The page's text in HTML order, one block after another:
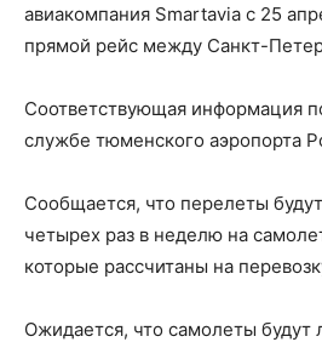
авиакомпания Smartavia с 25
прямой рейс между Санкт-
Соответствующая информация
службе тюменского аэропорта
Сообщается, что перелеты
четырех раз в неделю на
которые рассчитаны на
Ожидается, что самолеты будут